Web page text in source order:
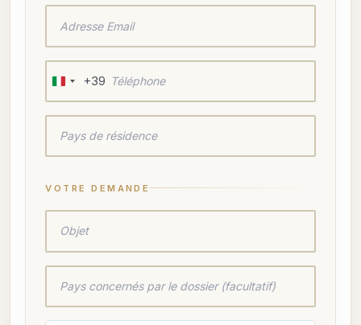
Italy
+39
VOTRE DEMANDE